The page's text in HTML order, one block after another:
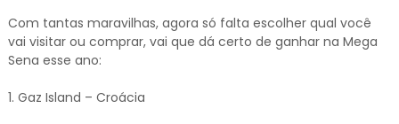
Com tantas maravilhas, agora só falta escolher qual você
vai visitar ou comprar, vai que dá certo de ganhar na Mega
Sena esse ano:
1. Gaz Island – Croácia